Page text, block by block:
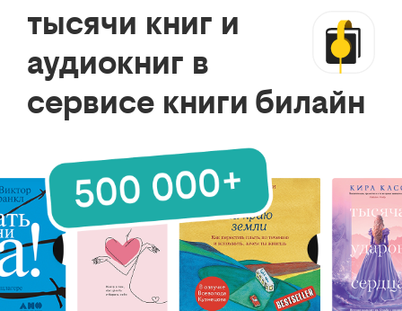
тысячи книг и
аудиокниг в
сервисе книги билайн